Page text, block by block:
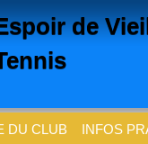
de
DU CLUB INFOS
des cookies